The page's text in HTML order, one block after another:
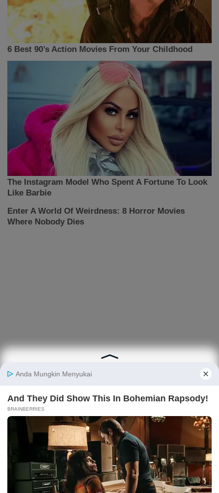
Prediksi Skor Indonesia vs Vietnam di Piala AFF
2026
Bocoran iPhone 18 Pro dan iPhone 18 Pro Max, Ini
Prediksi Harganya
Ramalan Shio Agustus 2026 Lengkap, Siapa yang
Paling Beruntung di Bulan Ini?
Prediksi Skor Vietnam vs Kamboja di Piala AFF